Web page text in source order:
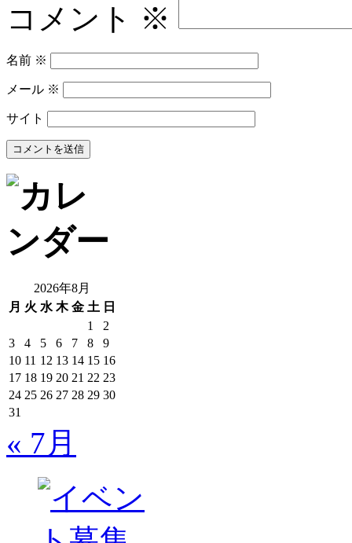
コメント ※
名前 ※
メール ※
サイト
2026年8月
月 火 水 木 金 土 日
1
2
3
4 5 6 7 8
9
10 11 12 13 14 15 16
17 18 19 20 21 22 23
24 25 26 27 28 29 30
31
« 7月